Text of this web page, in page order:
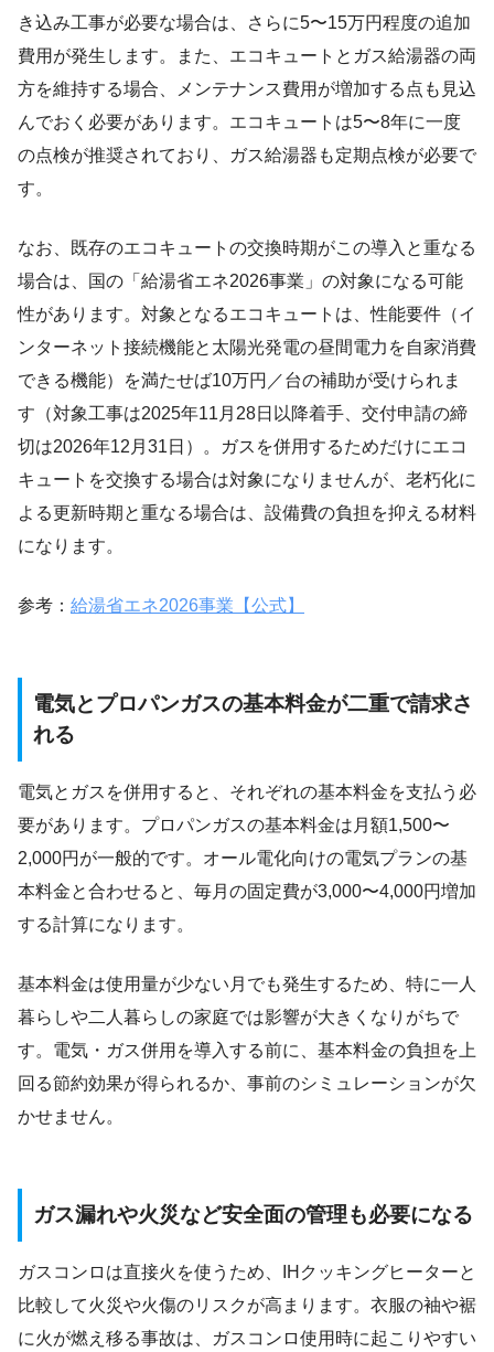
き込み工事が必要な場合は、さらに5〜15万円程度の追加
費用が発生します。また、エコキュートとガス給湯器の両
方を維持する場合、メンテナンス費用が増加する点も見込
んでおく必要があります。エコキュートは5〜8年に一度
の点検が推奨されており、ガス給湯器も定期点検が必要で
す。
なお、既存のエコキュートの交換時期がこの導入と重なる
場合は、国の「給湯省エネ2026事業」の対象になる可能
性があります。対象となるエコキュートは、性能要件（イ
ンターネット接続機能と太陽光発電の昼間電力を自家消費
できる機能）を満たせば10万円／台の補助が受けられま
す（対象工事は2025年11月28日以降着手、交付申請の締
切は2026年12月31日）。ガスを併用するためだけにエコ
キュートを交換する場合は対象になりませんが、老朽化に
よる更新時期と重なる場合は、設備費の負担を抑える材料
になります。
参考： 給湯省エネ2026事業【公式】
電気とプロパンガスの基本料金が二重で請求さ
れる
電気とガスを併用すると、それぞれの基本料金を支払う必
要があります。プロパンガスの基本料金は月額1,500〜
2,000円が一般的です。オール電化向けの電気プランの基
本料金と合わせると、毎月の固定費が3,000〜4,000円増加
する計算になります。
基本料金は使用量が少ない月でも発生するため、特に一人
暮らしや二人暮らしの家庭では影響が大きくなりがちで
す。電気・ガス併用を導入する前に、基本料金の負担を上
回る節約効果が得られるか、事前のシミュレーションが欠
かせません。
ガス漏れや火災など安全面の管理も必要になる
ガスコンロは直接火を使うため、IHクッキングヒーターと
比較して火災や火傷のリスクが高まります。衣服の袖や裾
に火が燃え移る事故は、ガスコンロ使用時に起こりやすい